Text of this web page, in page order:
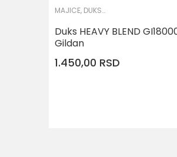
MAJICE, DUKSERICE I KOŠULJE
Duks HEAVY BLEND
Gildan
1.450,00 RSD